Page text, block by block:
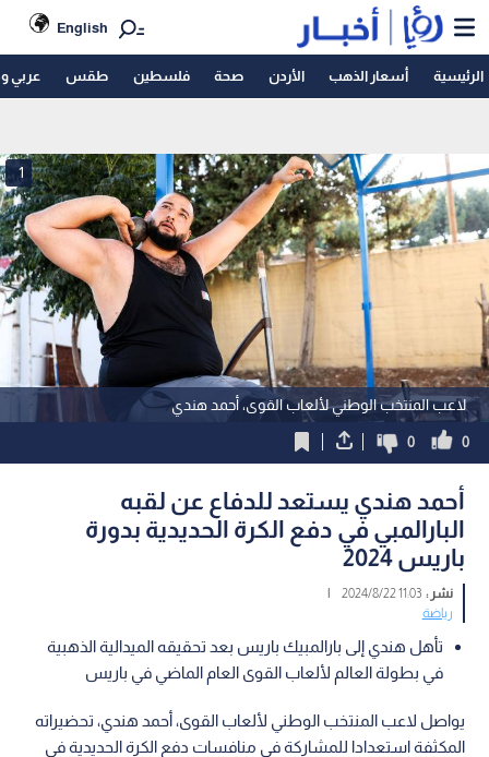
English
الرئيسية أسعار الذهب الأردن صحة فلسطين طقس عربي
لاعب المنتخب الوطني لألعاب القوى، أحمد هندي
1
0
0
أحمد هندي يستعد للدفاع عن لقبه
البارالمبي في دفع الكرة الحديدية بدورة
باريس 2024
نشر :11:03 2024/8/22
|
رياضة
تأهل هندي إلى بارالمبيك باريس بعد تحقيقه الميدالية الذهبية
في بطولة العالم لألعاب القوى العام الماضي في باريس
يواصل لاعب المنتخب الوطني لألعاب القوى، أحمد هندي، تحضيراته
المكثفة استعدادا للمشاركة في منافسات دفع الكرة الحديدية في